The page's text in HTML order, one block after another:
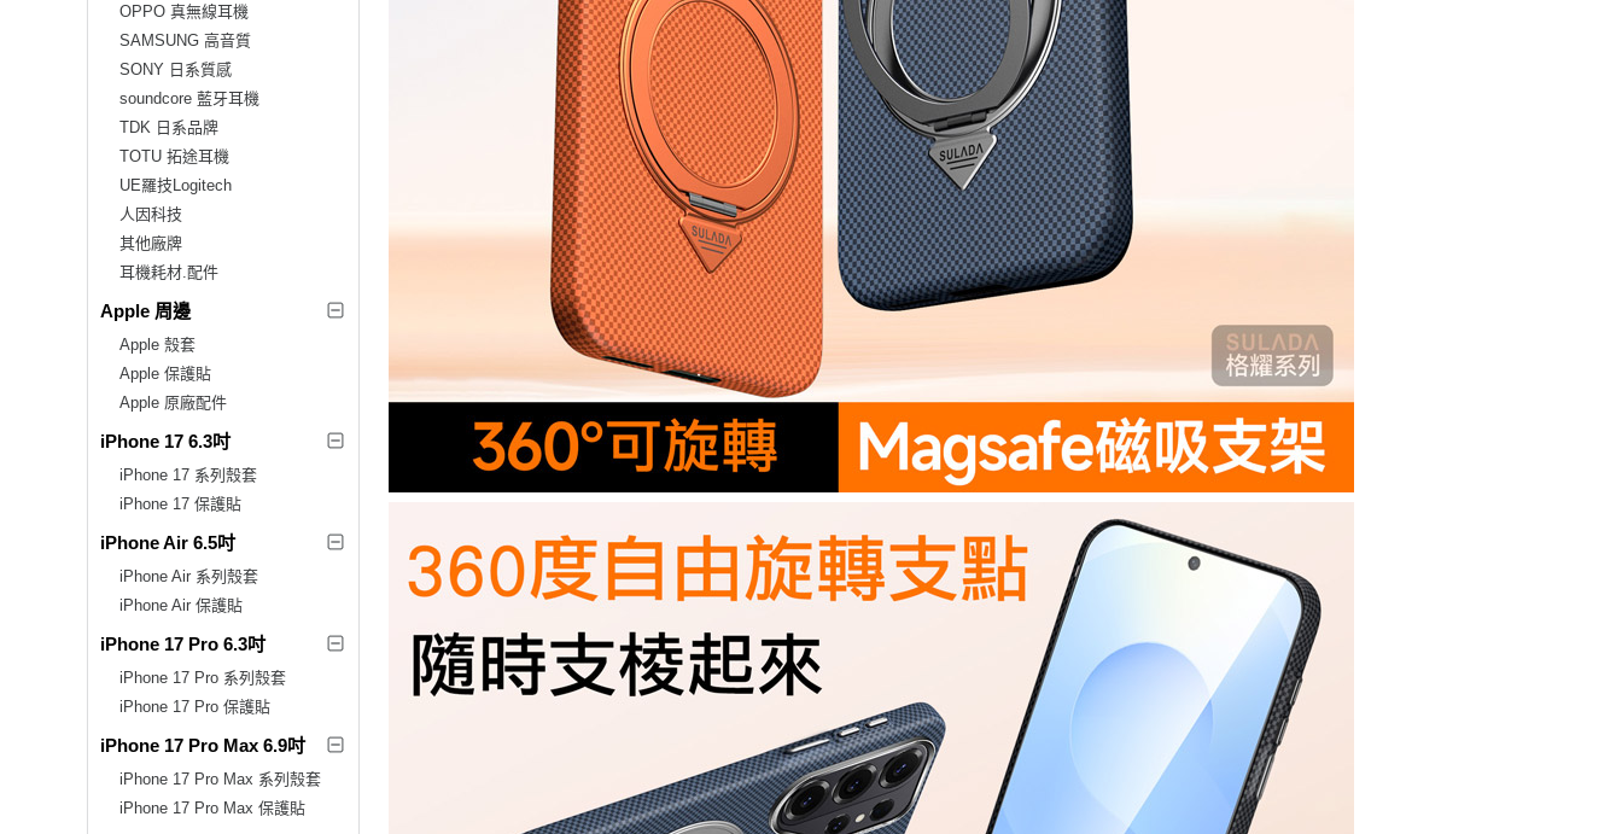
OPPO 真無線耳機
SAMSUNG 高音質
SONY 日系質感
soundcore 藍牙耳機
TDK 日系品牌
TOTU 拓途耳機
UE羅技Logitech
人因科技
其他廠牌
耳機耗材.配件
Apple 周邊
Apple 殼套
Apple 保護貼
Apple 原廠配件
iPhone 17 6.3吋
iPhone 17 系列殼套
iPhone 17 保護貼
iPhone Air 6.5吋
iPhone Air 系列殼套
iPhone Air 保護貼
iPhone 17 Pro 6.3吋
iPhone 17 Pro 系列殼套
iPhone 17 Pro 保護貼
iPhone 17 Pro Max 6.9吋
iPhone 17 Pro Max 系列殼套
iPhone 17 Pro Max 保護貼